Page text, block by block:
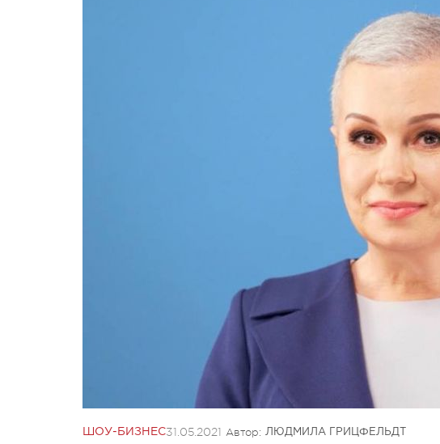
ШОУ-БИЗНЕС31.05.2021 Автор: ЛЮДМИЛА ГРИЦФЕЛЬДТ